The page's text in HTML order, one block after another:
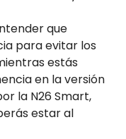
que
para evitar los
estás
en la versión
la N26 Smart,
estar al